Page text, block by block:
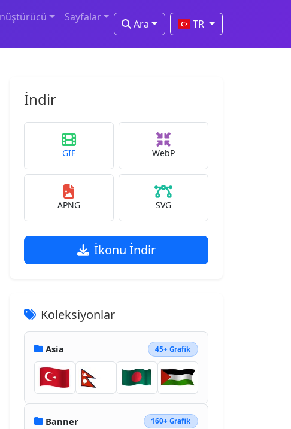
Sayfalar
Ara TR
İndir
GIF WebP
APNG SVG
İkonu İndir
Koleksiyonlar
Asia 45+ Grafik
Banner 160+ Grafik